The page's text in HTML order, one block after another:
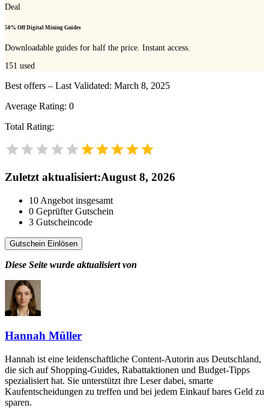
Deal
50% Off Digital Mining Guides
Downloadable guides for half the price. Instant access.
151 used
Best offers – Last Validated: March 8, 2025
Average Rating: 0
Total Rating:
Zuletzt aktualisiert:August 8, 2026
10 Angebot insgesamt
0 Geprüfter Gutschein
3 Gutscheincode
Gutschein Einlösen
Diese Seite wurde aktualisiert von
Hannah Müller
Hannah ist eine leidenschaftliche Content-Autorin aus Deutschland,
die sich auf Shopping-Guides, Rabattaktionen und Budget-Tipps
spezialisiert hat. Sie unterstützt ihre Leser dabei, smarte
Kaufentscheidungen zu treffen und bei jedem Einkauf bares Geld zu
sparen.